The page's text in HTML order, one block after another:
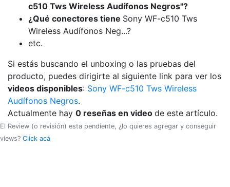
c510 Tws Wireless Audífonos Negros"?
¿Qué conectores tiene Sony WF-c510 Tws
Wireless Audífonos Neg...?
etc.
Si estás buscando el unboxing o las pruebas del
producto, puedes dirigirte al siguiente link para ver los
videos disponibles: Sony WF-c510 Tws Wireless
Audífonos Negros.
Actualmente hay 0 reseñas en video de este artículo.
El Review (o revisión) esta pendiente, ¿lo quieres agregar y conseguir
views? Click acá